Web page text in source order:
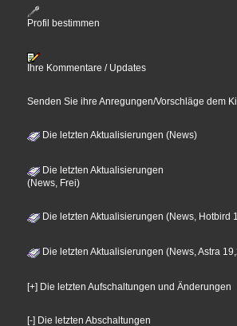
Profil bestimmen
Ihre Kommentare / Updates
Senden Sie ihre Anregungen/Vorschläge dem
Die letzten Aktualisierungen (News)
Die letzten Aktualisierungen
(News, Frei)
Die letzten Aktualisierungen (News, Hotbird
Die letzten Aktualisierungen (News, Astra
[+] Die letzten Aufschaltungen und Änderungen
[-] Die letzten Abschaltungen